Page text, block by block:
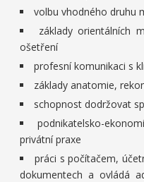
volbu vhodného druhu
základy orientálních
ošetření
profesní komunikaci s
základy anatomie,
schopnost dodržovat
podnikatelsko-
privátní praxe
práci s počítačem,
dokumentech a ovládá